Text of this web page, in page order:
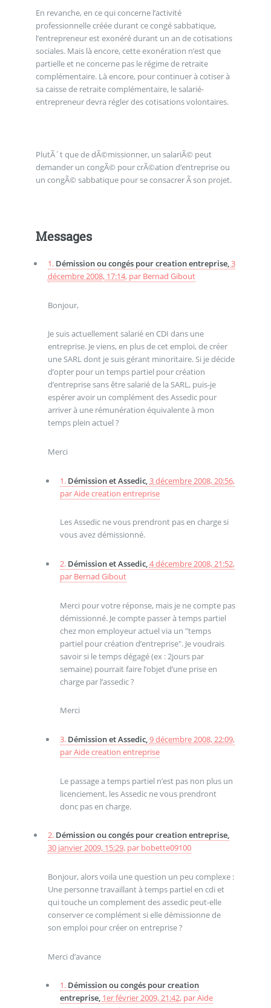
En revanche, en ce qui concerne l’activité
professionnelle créée durant ce congé sabbatique,
l’entrepreneur est exonéré durant un an de cotisations
sociales. Mais là encore, cette exonération n’est que
partielle et ne concerne pas le régime de retraite
complémentaire. Là encore, pour continuer à cotiser à
sa caisse de retraite complémentaire, le salarié-
entrepreneur devra régler des cotisations volontaires.
PlutÃ´t que de dÃ©missionner, un salariÃ© peut
demander un congÃ© pour crÃ©ation d’entreprise ou
un congÃ© sabbatique pour se consacrer Ã son projet.
Messages
1. Démission ou congés pour creation entreprise,3
décembre 2008, 17:14, par Bernad Gibout
Bonjour,
Je suis actuellement salarié en CDI dans une
entreprise. Je viens, en plus de cet emploi, de créer
une SARL dont je suis gérant minoritaire. Si je décide
d’opter pour un temps partiel pour création
d’entreprise sans être salarié de la SARL, puis-je
espérer avoir un complément des Assedic pour
arriver à une rémunération équivalente à mon
temps plein actuel ?
Merci
1. Démission et Assedic,3 décembre 2008, 20:56,
parAide creation entreprise
Les Assedic ne vous prendront pas en charge si
vous avez démissionné.
2. Démission et Assedic,4 décembre 2008, 21:52,
par Bernad Gibout
Merci pour votre réponse, mais je ne compte pas
démissionné. Je compte passer à temps partiel
chez mon employeur actuel via un "temps
partiel pour création d’entreprise". Je voudrais
savoir si le temps dégagé (ex : 2jours par
semaine) pourrait faire l’objet d’une prise en
charge par l’assedic ?
Merci
3. Démission et Assedic,9 décembre 2008, 22:09,
parAide creation entreprise
Le passage a temps partiel n’est pas non plus un
licenciement, les Assedic ne vous prendront
donc pas en charge.
2. Démission ou congés pour creation entreprise,
30 janvier 2009, 15:29, par bobette09100
Bonjour, alors voila une question un peu complexe :
Une personne travaillant à temps partiel en cdi et
qui touche un complement des assedic peut-elle
conserver ce complément si elle démissionne de
son emploi pour créer on entreprise ?
Merci d’avance
1. Démission ou congés pour creation
entreprise, 1er février 2009, 21:42, parAide